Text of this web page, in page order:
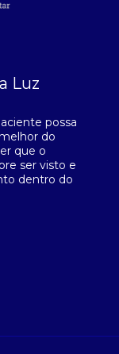
Luz
possa
do
que o
ser visto e
dentro do